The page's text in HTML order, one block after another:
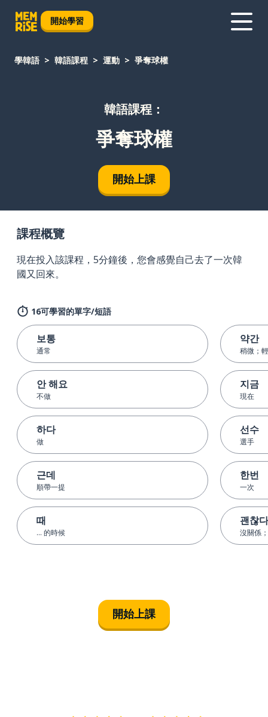
開始學習
學韓語 韓語課程 運動 爭奪球權
韓語課程：
爭奪球權
開始上課
課程概覽
現在投入該課程，5分鐘後，您會感覺自己去了一次韓
國又回來。
16可學習的單字/短語
보통
通常
안 해요
不做
하다
做
근데
順帶一提
때
... 的時候
약간
稍微；
지금
現在
선수
選手
한번
一次
괜찮다
沒關係
開始上課